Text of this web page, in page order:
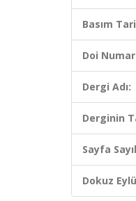
Basım
Doi
Dergi Adı:
Derginin
Sayfa
Dokuz